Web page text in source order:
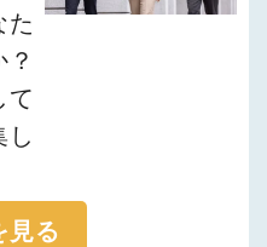
た
て
し
見る